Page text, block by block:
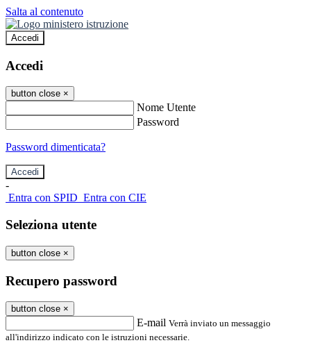
Salta al contenuto
Accedi
Accedi
button close ×
Nome Utente
Password
Password dimenticata?
-
Entra con SPID Entra con CIE
Seleziona utente
button close ×
Recupero password
button close ×
E-mail Verrà inviato un messaggio
all'indirizzo indicato con le istruzioni necessarie.